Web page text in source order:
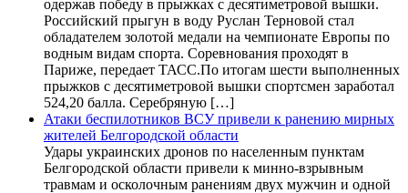
одержав победу в прыжках с десятиметровой вышки.
Российский прыгун в воду Руслан Терновой стал
обладателем золотой медали на чемпионате Европы по
водным видам спорта. Соревнования проходят в
Париже, передает ТАСС.По итогам шести выполненных
прыжков с десятиметровой вышки спортсмен заработал
524,20 балла. Серебряную […]
Атаки беспилотников ВСУ привели к ранению мирных
жителей Белгородской области
Удары украинских дронов по населенным пунктам
Белгородской области привели к минно-взрывным
травмам и осколочным ранениям двух мужчин и одной